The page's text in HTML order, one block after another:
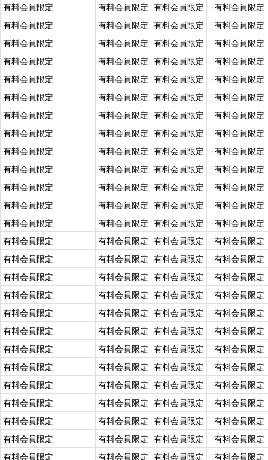
有料会員限定 有料会員限定 有料会員限定
有料会員限定
有料会員限定
有料会員限定 有料会員限定
有料会員限定
有料会員限定
有料会員限定 有料会員限定
有料会員限定
有料会員限定
有料会員限定 有料会員限定
有料会員限定
有料会員限定
有料会員限定 有料会員限定
有料会員限定
有料会員限定
有料会員限定 有料会員限定
有料会員限定
有料会員限定
有料会員限定 有料会員限定
有料会員限定
有料会員限定
有料会員限定 有料会員限定
有料会員限定
有料会員限定
有料会員限定 有料会員限定
有料会員限定
有料会員限定
有料会員限定 有料会員限定
有料会員限定
有料会員限定
有料会員限定 有料会員限定
有料会員限定
有料会員限定
有料会員限定 有料会員限定
有料会員限定
有料会員限定
有料会員限定 有料会員限定
有料会員限定
有料会員限定
有料会員限定 有料会員限定
有料会員限定
有料会員限定
有料会員限定 有料会員限定
有料会員限定
有料会員限定
有料会員限定 有料会員限定
有料会員限定
有料会員限定
有料会員限定 有料会員限定
有料会員限定
有料会員限定
有料会員限定 有料会員限定
有料会員限定
有料会員限定
有料会員限定 有料会員限定
有料会員限定
有料会員限定
有料会員限定 有料会員限定
有料会員限定
有料会員限定
有料会員限定 有料会員限定
有料会員限定
有料会員限定
有料会員限定 有料会員限定
有料会員限定
有料会員限定
有料会員限定 有料会員限定
有料会員限定
有料会員限定
有料会員限定 有料会員限定
有料会員限定
有料会員限定
有料会員限定 有料会員限定
有料会員限定
有料会員限定
有料会員限定 有料会員限定 有料会員限定